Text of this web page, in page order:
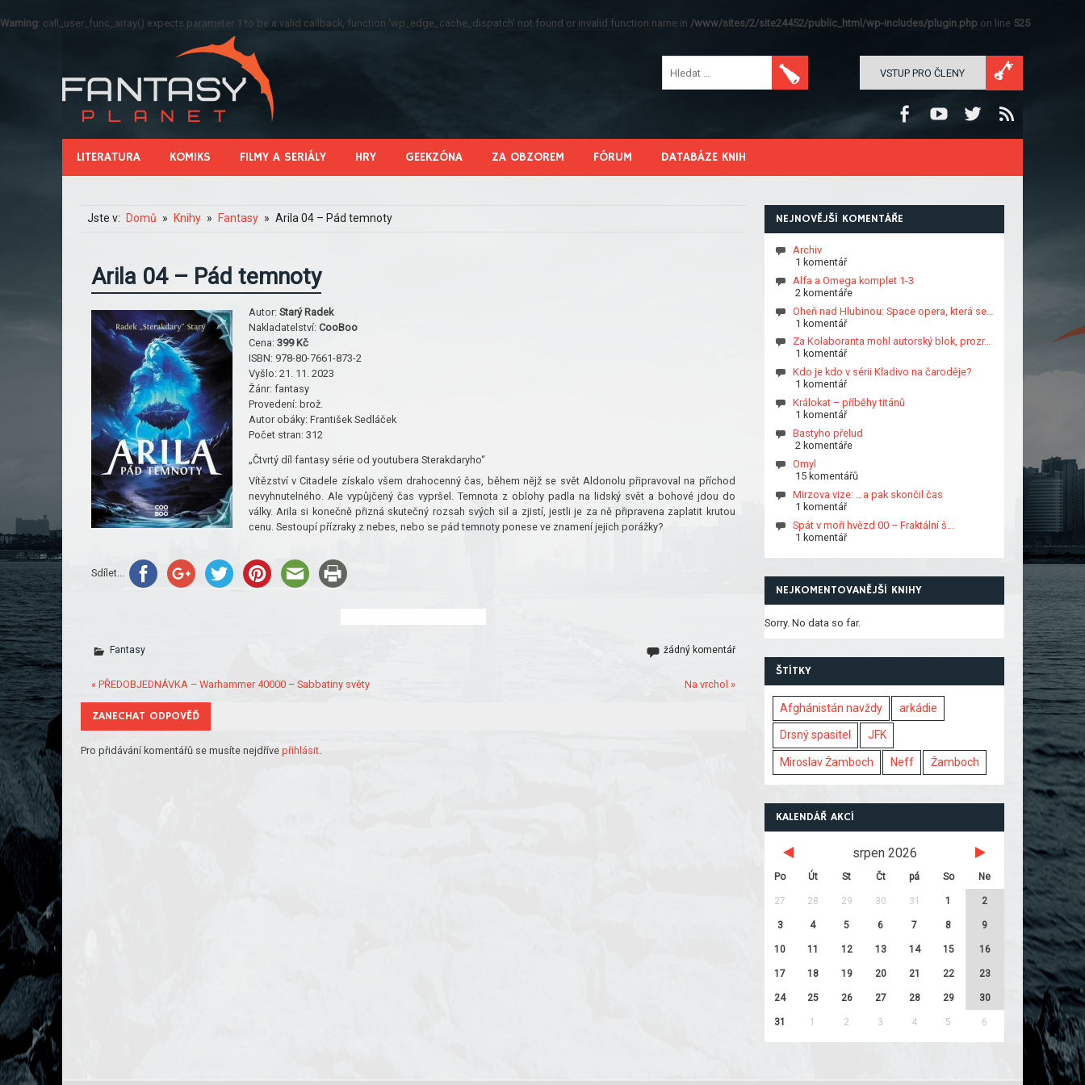
Warning: call_user_func_array() expects parameter 1 to be a valid callback, function 'wp_edge_cache_dispatch' not found or invalid function name in /www/sites/2/site24452/public_html/wp-includes/plugin.php on line 525
VSTUP PRO ČLENY
LITERATURA KOMIKS FILMY A SERIÁLY HRY GEEKZÓNA ZA OBZOREM FÓRUM DATABÁZE KNIH
Jste v: Domů Knihy Fantasy Arila 04 – Pád temnoty
Arila 04 – Pád temnoty
Autor: Starý Radek
Nakladatelství: CooBoo
Cena: 399 Kč
ISBN: 978-80-7661-873-2
Vyšlo: 21. 11. 2023
Žánr: fantasy
Provedení: brož.
Autor obáky: František Sedláček
Počet stran: 312
„Čtvrtý díl fantasy série od youtubera Sterakdaryho“
Vítězství v Citadele získalo všem drahocenný čas, během nějž se svět Aldonolu připravoval na příchod
nevyhnutelného. Ale vypůjčený čas vypršel. Temnota z oblohy padla na lidský svět a bohové jdou do
války. Arila si konečně přizná skutečný rozsah svých sil a zjistí, jestli je za ně připravena zaplatit krutou
cenu. Sestoupí přízraky z nebes, nebo se pád temnoty ponese ve znamení jejich porážky?
Sdílet...
Fantasy žádný komentář
« PŘEDOBJEDNÁVKA – Warhammer 40000 – Sabbatiny světy Na vrchol »
ZANECHAT ODPOVĚĎ
Pro přidávání komentářů se musíte nejdřívepřihlásit
NEJNOVĚJŠÍ KOMENTÁŘE
Archiv
1 komentář
Alfa a Omega komplet 1-3
2 komentáře
Oheň nad Hlubinou: Space opera, která se…
1 komentář
Za Kolaboranta mohl autorský blok, prozr…
1 komentář
Kdo je kdo v sérii Kladivo na čaroděje?
1 komentář
Králokat – příběhy titánů
1 komentář
Bastyho přelud
2 komentáře
Omyl
15 komentářů
Mirzova vize: …a pak skončil čas
1 komentář
Spát v moři hvězd 00 – Fraktální š…
1 komentář
NEJKOMENTOVANĚJŠÍ KNIHY
Sorry. No data so far.
ŠTÍTKY
Afghánistán navždy arkádie
Drsný spasitel JFK
Miroslav Žamboch Neff Žamboch
KALENDÁŘ AKCÍ
srpen 2026
Po Út St Čt pá So Ne
27 28 29 30 31 1 2
3 4 5 6 7 8 9
10 11 12 13 14 15 16
17 18 19 20 21 22 23
24 25 26 27 28 29 30
31 1 2 3 4 5 6